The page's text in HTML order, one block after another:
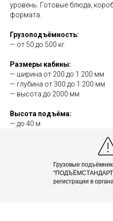
уровень. Готовые блюда,
формата.
Грузоподъёмность:
— от 50 до 500 кг.
Размеры кабины:
— ширина от 200 до 1 200 мм
— глубина от 300 до 1 200 мм
— высота до 2000 мм
Высота подъёма:
— до 40 м.
Грузовые
регистрации в